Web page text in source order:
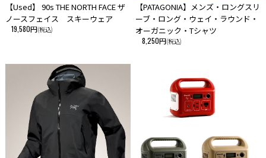
【Used】 90s THE NORTH FACE ザ
ノースフェイス スキーウェア
19,580円(税込)
【PATAGONIA】メンズ・ロングスリ
ーブ・ロング・ウェイ・ラウンド・
オーガニック・Tシャツ
8,250円(税込)